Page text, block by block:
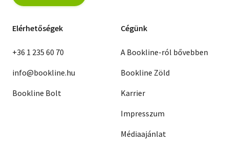
Elérhetőségek
+36 1 235 60 70
info@bookline.hu
Bookline Bolt
Cégünk
A Bookline-ról bővebben
Bookline Zöld
Karrier
Impresszum
Médiaajánlat